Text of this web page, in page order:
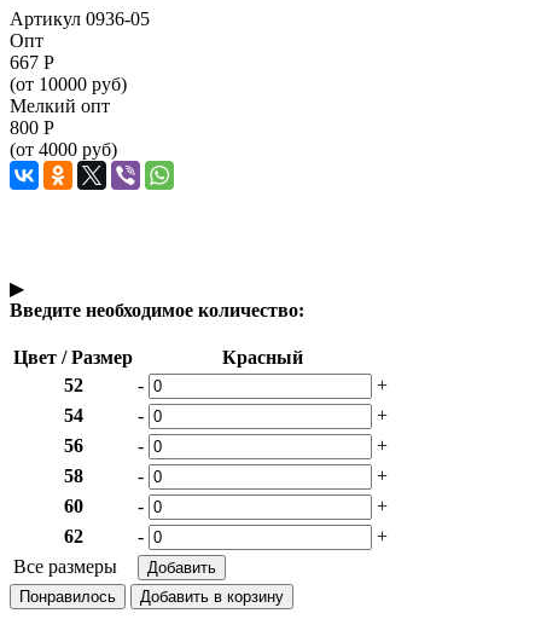
Артикул 0936-05
Опт
667 Р
(от 10000 руб)
Мелкий опт
800 Р
(от 4000 руб)
▶
Введите необходимое количество:
Цвет / Размер
Красный
52
-
+
54
-
+
56
-
+
58
-
+
60
-
+
62
-
+
Все размеры
Понравилось